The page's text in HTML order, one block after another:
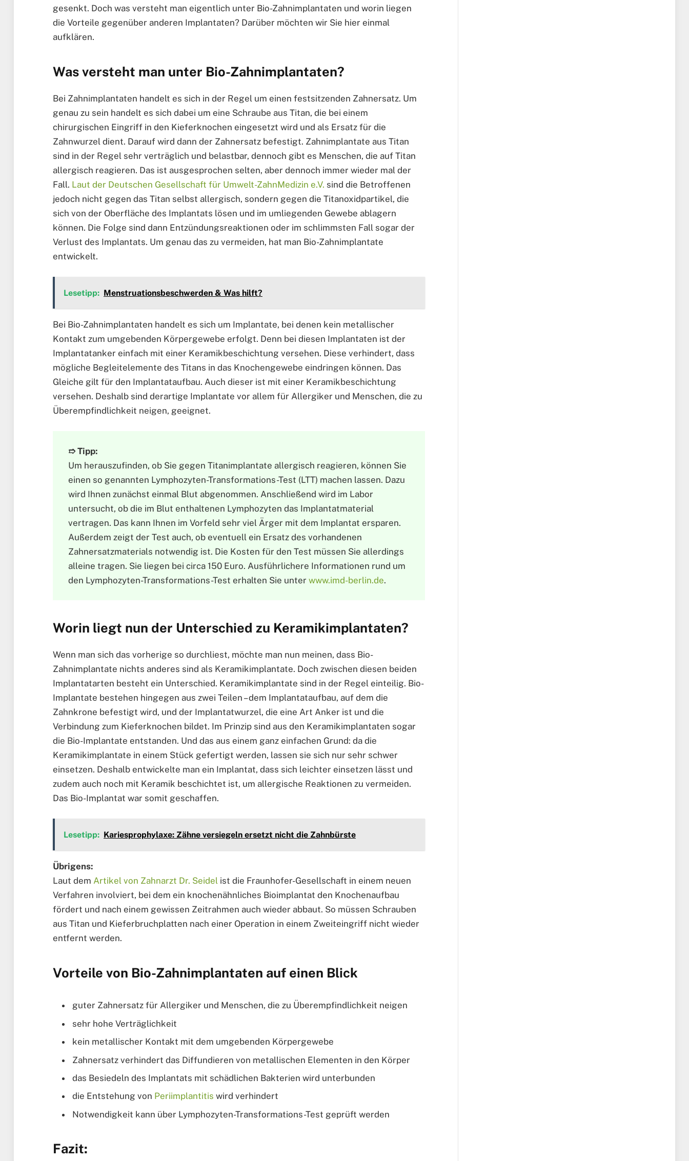
gesenkt. Doch was versteht man eigentlich unter Bio-Zahnimplantaten und worin liegen
die Vorteile gegenüber anderen Implantaten? Darüber möchten wir Sie hier einmal
aufklären.
Was versteht man unter Bio-Zahnimplantaten?
Bei Zahnimplantaten handelt es sich in der Regel um einen festsitzenden Zahnersatz. Um
genau zu sein handelt es sich dabei um eine Schraube aus Titan, die bei einem
chirurgischen Eingriff in den Kieferknochen eingesetzt wird und als Ersatz für die
Zahnwurzel dient. Darauf wird dann der Zahnersatz befestigt. Zahnimplantate aus Titan
sind in der Regel sehr verträglich und belastbar, dennoch gibt es Menschen, die auf Titan
allergisch reagieren. Das ist ausgesprochen selten, aber dennoch immer wieder mal der
Fall. Laut der Deutschen Gesellschaft für Umwelt-ZahnMedizin e.V. sind die Betroffenen
jedoch nicht gegen das Titan selbst allergisch, sondern gegen die Titanoxidpartikel, die
sich von der Oberfläche des Implantats lösen und im umliegenden Gewebe ablagern
können. Die Folge sind dann Entzündungsreaktionen oder im schlimmsten Fall sogar der
Verlust des Implantats. Um genau das zu vermeiden, hat man Bio-Zahnimplantate
entwickelt.
Lesetipp: Menstruationsbeschwerden & Was hilft?
Bei Bio-Zahnimplantaten handelt es sich um Implantate, bei denen kein metallischer
Kontakt zum umgebenden Körpergewebe erfolgt. Denn bei diesen Implantaten ist der
Implantatanker einfach mit einer Keramikbeschichtung versehen. Diese verhindert, dass
mögliche Begleitelemente des Titans in das Knochengewebe eindringen können. Das
Gleiche gilt für den Implantataufbau. Auch dieser ist mit einer Keramikbeschichtung
versehen. Deshalb sind derartige Implantate vor allem für Allergiker und Menschen, die zu
Überempfindlichkeit neigen, geeignet.
➱ Tipp:
Um herauszufinden, ob Sie gegen Titanimplantate allergisch reagieren, können Sie
einen so genannten Lymphozyten-Transformations-Test (LTT) machen lassen. Dazu
wird Ihnen zunächst einmal Blut abgenommen. Anschließend wird im Labor
untersucht, ob die im Blut enthaltenen Lymphozyten das Implantatmaterial
vertragen. Das kann Ihnen im Vorfeld sehr viel Ärger mit dem Implantat ersparen.
Außerdem zeigt der Test auch, ob eventuell ein Ersatz des vorhandenen
Zahnersatzmaterials notwendig ist. Die Kosten für den Test müssen Sie allerdings
alleine tragen. Sie liegen bei circa 150 Euro. Ausführlichere Informationen rund um
den Lymphozyten-Transformations-Test erhalten Sie unter www.imd-berlin.de.
Worin liegt nun der Unterschied zu Keramikimplantaten?
Wenn man sich das vorherige so durchliest, möchte man nun meinen, dass Bio-
Zahnimplantate nichts anderes sind als Keramikimplantate. Doch zwischen diesen beiden
Implantatarten besteht ein Unterschied. Keramikimplantate sind in der Regel einteilig. Bio-
Implantate bestehen hingegen aus zwei Teilen – dem Implantataufbau, auf dem die
Zahnkrone befestigt wird, und der Implantatwurzel, die eine Art Anker ist und die
Verbindung zum Kieferknochen bildet. Im Prinzip sind aus den Keramikimplantaten sogar
die Bio-Implantate entstanden. Und das aus einem ganz einfachen Grund: da die
Keramikimplantate in einem Stück gefertigt werden, lassen sie sich nur sehr schwer
einsetzen. Deshalb entwickelte man ein Implantat, dass sich leichter einsetzen lässt und
zudem auch noch mit Keramik beschichtet ist, um allergische Reaktionen zu vermeiden.
Das Bio-Implantat war somit geschaffen.
Lesetipp: Kariesprophylaxe: Zähne versiegeln ersetzt nicht die Zahnbürste
Übrigens:
Laut dem Artikel von Zahnarzt Dr. Seidel ist die Fraunhofer-Gesellschaft in einem neuen
Verfahren involviert, bei dem ein knochenähnliches Bioimplantat den Knochenaufbau
fördert und nach einem gewissen Zeitrahmen auch wieder abbaut. So müssen Schrauben
aus Titan und Kieferbruchplatten nach einer Operation in einem Zweiteingriff nicht wieder
entfernt werden.
Vorteile von Bio-Zahnimplantaten auf einen Blick
guter Zahnersatz für Allergiker und Menschen, die zu Überempfindlichkeit neigen
sehr hohe Verträglichkeit
kein metallischer Kontakt mit dem umgebenden Körpergewebe
Zahnersatz verhindert das Diffundieren von metallischen Elementen in den Körper
das Besiedeln des Implantats mit schädlichen Bakterien wird unterbunden
die Entstehung von Periimplantitis wird verhindert
Notwendigkeit kann über Lymphozyten-Transformations-Test geprüft werden
Fazit: